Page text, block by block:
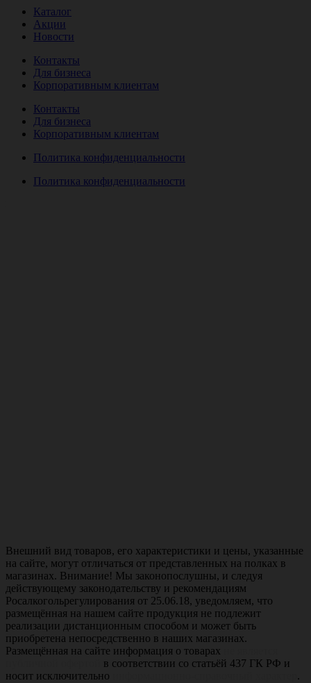
Каталог
Акции
Новости
Контакты
Для бизнеса
Корпоративным клиентам
Контакты
Для бизнеса
Корпоративным клиентам
Политика конфиденциальности
Политика конфиденциальности
Внешний вид товаров, его характеристики и цены, указанные
на сайте, могут отличаться от представленных на полках в
магазинах. Внимание! Мы законопослушны, и следуя
действующему законодательству и рекомендациям
Росалкогольрегулирования от 25.06.18, уведомляем, что
размещённая на нашем сайте продукция не подлежит
реализации дистанционным способом и может быть
приобретена непосредственно в наших магазинах.
Размещённая на сайте информация о товарах
в соответствии со статьёй 437 ГК РФ и
носит исключительно
.